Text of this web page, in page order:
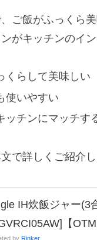
ご飯がふっくら
がキッチンのイ
くらして美味しい
使いやすい
ッチンにマッチす
で詳しくご紹介し
IH炊飯ジャー(3
【
by Rinker